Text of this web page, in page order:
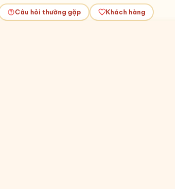
Câu hỏi thường gặp Khách hàng